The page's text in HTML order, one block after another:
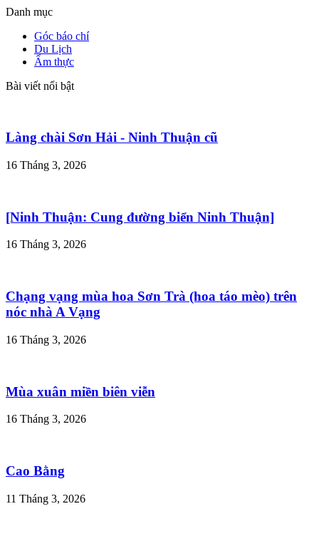
Danh mục
Góc báo chí
Du Lịch
Ẩm thực
Bài viết nổi bật
Làng chài Sơn Hải - Ninh Thuận cũ
16 Tháng 3, 2026
[Ninh Thuận: Cung đường biển Ninh Thuận]
16 Tháng 3, 2026
Chạng vạng mùa hoa Sơn Trà (hoa táo mèo) trên
nóc nhà A Vạng
16 Tháng 3, 2026
Mùa xuân miền biên viễn
16 Tháng 3, 2026
Cao Bằng
11 Tháng 3, 2026